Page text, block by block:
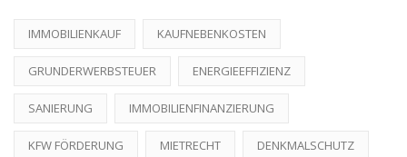
IMMOBILIENKAUF KAUFNEBENKOSTEN
GRUNDERWERBSTEUER ENERGIEEFFIZIENZ
SANIERUNG IMMOBILIENFINANZIERUNG
KFW FÖRDERUNG MIETRECHT DENKMALSCHUTZ